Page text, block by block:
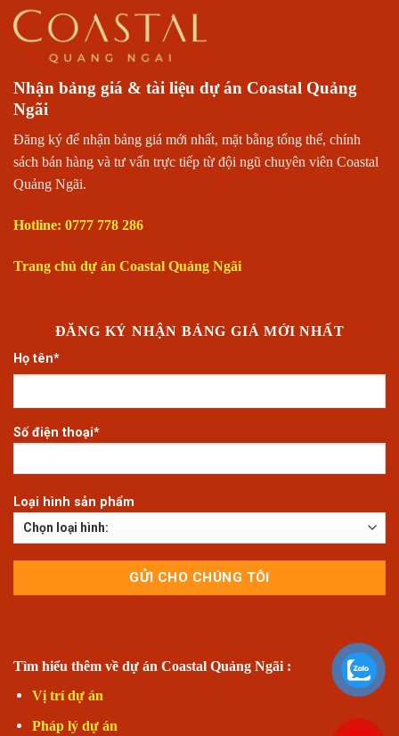
Nhận bảng giá & tài liệu dự án Coastal Quảng
Ngãi
Đăng ký để nhận bảng giá mới nhất, mặt bằng tổng thể, chính
sách bán hàng và tư vấn trực tiếp từ đội ngũ chuyên viên Coastal
Quảng Ngãi.
Hotline: 0777 778 286
Trang chủ dự án Coastal Quảng Ngãi
ĐĂNG KÝ NHẬN BẢNG GIÁ MỚI NHẤT
Họ tên*
Số điện thoại*
Loại hình sản phẩm
Tìm hiểu thêm về dự án Coastal Quảng Ngãi :
Vị trí dự án
Pháp lý dự án